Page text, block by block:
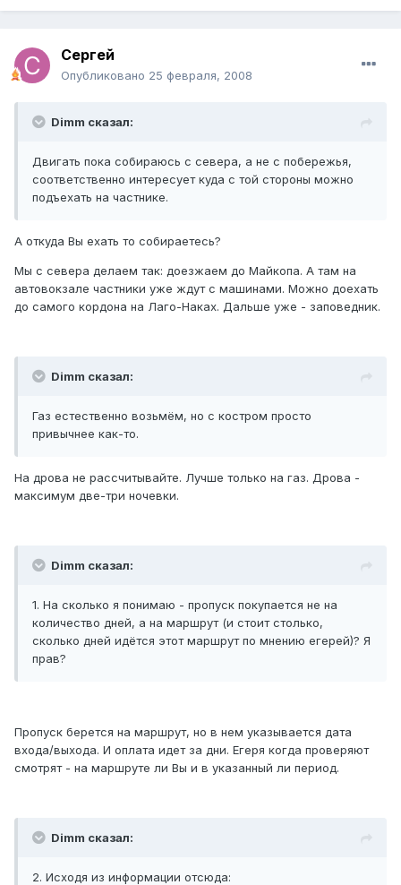
Cергей
Опубликовано 25 февраля, 2008
Dimm сказал:
Двигать пока собираюсь с севера, а не с побережья,
соответственно интересует куда с той стороны можно
подъехать на частнике.
А откуда Вы ехать то собираетесь?
Мы с севера делаем так: доезжаем до Майкопа. А там на
автовокзале частники уже ждут с машинами. Можно доехать
до самого кордона на Лаго-Наках. Дальше уже - заповедник.
Dimm сказал:
Газ естественно возьмём, но с костром просто
привычнее как-то.
На дрова не рассчитывайте. Лучше только на газ. Дрова -
максимум две-три ночевки.
Dimm сказал:
1. На сколько я понимаю - пропуск покупается не на
количество дней, а на маршрут (и стоит столько,
сколько дней идётся этот маршрут по мнению егерей)? Я
прав?
Пропуск берется на маршрут, но в нем указывается дата
входа/выхода. И оплата идет за дни. Егеря когда проверяют
смотрят - на маршруте ли Вы и в указанный ли период.
Dimm сказал:
2. Исходя из информации отсюда: